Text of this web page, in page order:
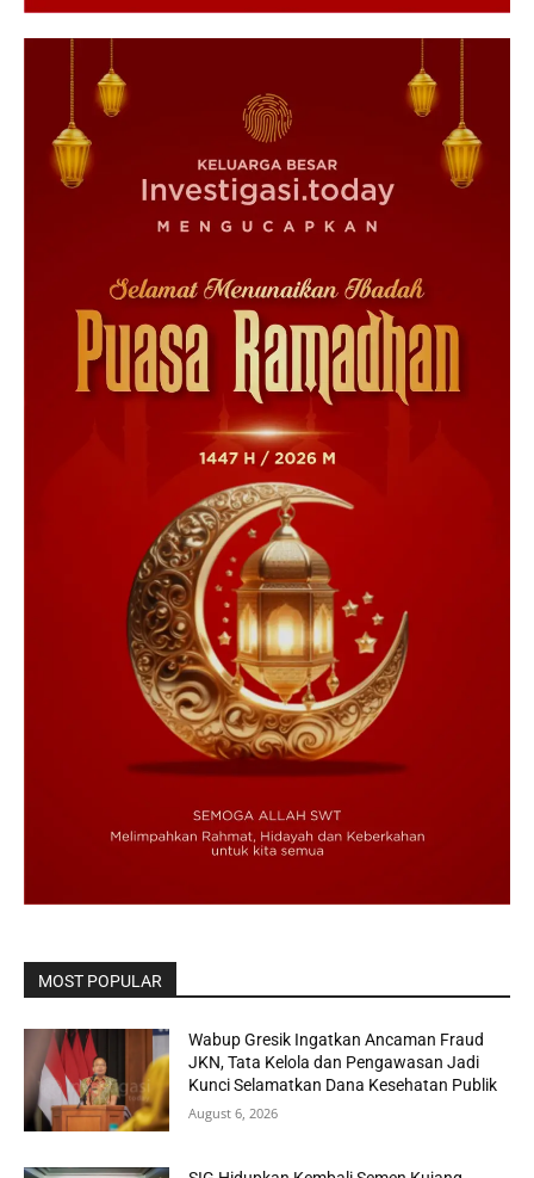
MOST POPULAR
Wabup Gresik Ingatkan Ancaman Fraud
JKN, Tata Kelola dan Pengawasan Jadi
Kunci Selamatkan Dana Kesehatan Publik
August 6, 2026